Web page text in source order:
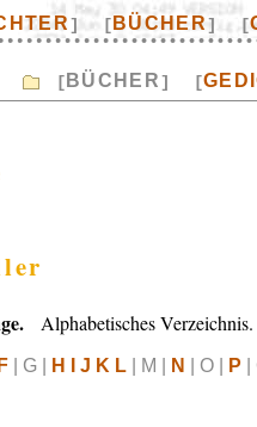
] [ BÜCHER] [
[ BÜCHER] [
Alphabetisches Verzeichnis.
F | G | H I J K L | M | N | O | P